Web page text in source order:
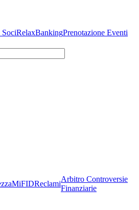
SociRelaxBankingPrenotazione Eventi
MiFIDReclami
Arbitro Controversie
Finanziarie